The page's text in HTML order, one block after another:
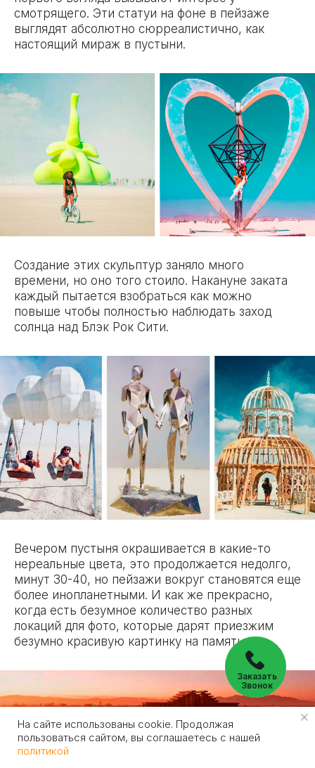
смотрящего. Эти статуи на фоне в пейзаже
выглядят абсолютно сюрреалистично, как
настоящий мираж в пустыни.
Создание этих скульптур заняло много
времени, но оно того стоило. Накануне заката
каждый пытается взобраться как можно
повыше чтобы полностью наблюдать заход
солнца над Блэк Рок Сити.
Вечером пустыня окрашивается в какие-то
нереальные цвета, это продолжается недолго,
минут 30-40, но пейзажи вокруг становятся еще
более инопланетными. И как же прекрасно,
когда есть безумное количество разных
локаций для фото, которые дарят приезжим
безумно красивую картинку на память.
На сайте использованы cookie. Продолжая
пользоваться сайтом, вы соглашаетесь с нашей
политикой
Заказать
Звонок